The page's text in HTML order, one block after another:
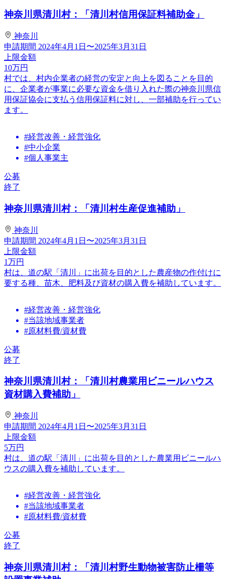
神奈川県清川村：「清川村信用保証料補助金」
神奈川
申請期間 2024年4月1日〜2025年3月31日
上限金額
10万円
村では、村内企業者の経営の安定と向上を図ることを目的
に、企業者が事業に必要な資金を借り入れた際の神奈川県信
用保証協会に支払う信用保証料に対し、一部補助を行ってい
ます。
#経営改善・経営強化
#中小企業
#個人事業主
公募
終了
神奈川県清川村：「清川村生産促進補助」
神奈川
申請期間 2024年4月1日〜2025年3月31日
上限金額
1万円
村は、道の駅「清川」に出荷を目的とした農産物の作付けに
要する種、苗木、肥料及び資材の購入費を補助しています。
#経営改善・経営強化
#当該地域事業者
#原材料費/資材費
公募
終了
神奈川県清川村：「清川村農業用ビニールハウス
資材購入費補助」
神奈川
申請期間 2024年4月1日〜2025年3月31日
上限金額
5万円
村は、道の駅「清川」に出荷を目的とした農業用ビニールハ
ウスの購入費を補助しています。
#経営改善・経営強化
#当該地域事業者
#原材料費/資材費
公募
終了
神奈川県清川村：「清川村野生動物被害防止柵等